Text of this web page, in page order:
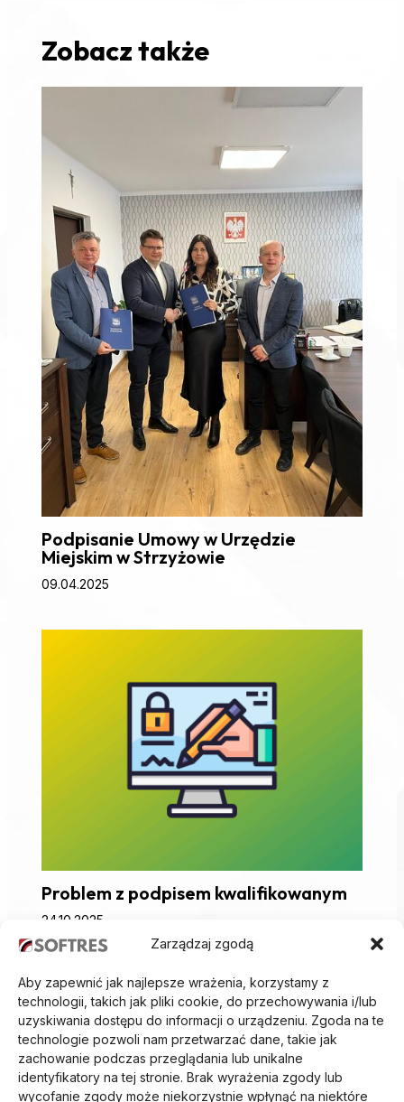
Zarządzaj zgodą
Aby zapewnić jak najlepsze wrażenia, korzystamy z
technologii, takich jak pliki cookie, do przechowywania i/lub
uzyskiwania dostępu do informacji o urządzeniu. Zgoda na te
technologie pozwoli nam przetwarzać dane, takie jak
zachowanie podczas przeglądania lub unikalne
identyfikatory na tej stronie. Brak wyrażenia zgody lub
wycofanie zgody może niekorzystnie wpłynąć na niektóre
Zobacz także
Podpisanie Umowy w Urzędzie
Miejskim w Strzyżowie
09.04.2025
Problem z podpisem kwalifikowanym
24.10.2025